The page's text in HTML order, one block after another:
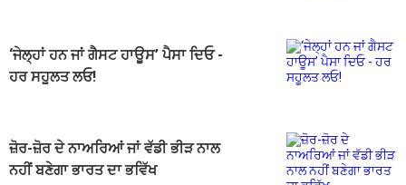
‘ਜੇਲ੍ਹਾਂ ਹਨ ਜਾਂ ਗੈਸਟ ਹਾਊਸ’ ਪੈਸਾ ਦਿਓ -
ਹਰ ਸਹੂਲਤ ਲਓ!
ਜ਼ੋਰ-ਜ਼ੋਰ ਦੇ ਨਾਅਰਿਆਂ ਜਾਂ ਵੱਡੀ ਭੀੜ ਨਾਲ
ਨਹੀਂ ਬਣੇਗਾ ਭਾਰਤ ਦਾ ਭਵਿੱਖ